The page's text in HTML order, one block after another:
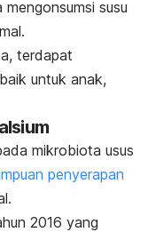
susu
terdapat
untuk anak,
mikrobiota usus
penyerapan
2016 yang